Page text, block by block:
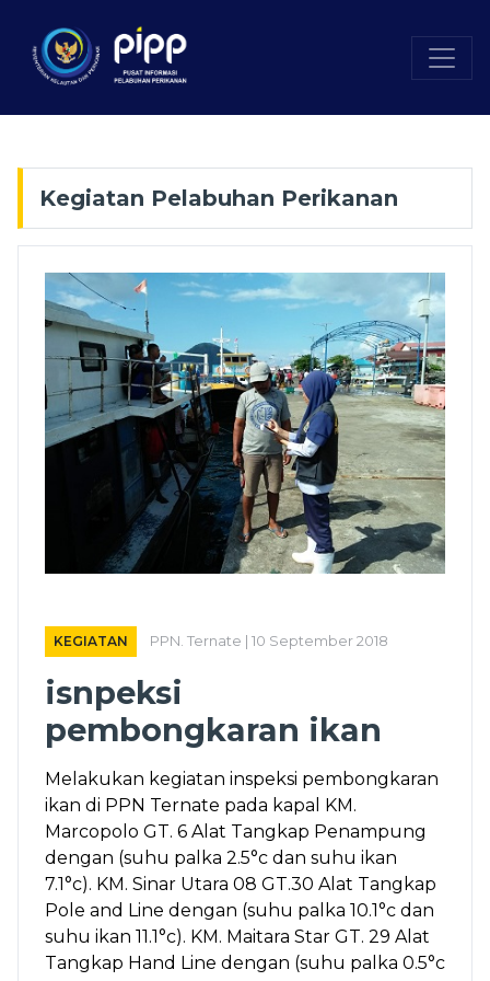
Kegiatan Pelabuhan Perikanan
KEGIATAN PPN. Ternate | 10 September 2018
isnpeksi
pembongkaran ikan
Melakukan kegiatan inspeksi pembongkaran
ikan di PPN Ternate pada kapal KM.
Marcopolo GT. 6 Alat Tangkap Penampung
dengan (suhu palka 2.5°c dan suhu ikan
7.1°c). KM. Sinar Utara 08 GT.30 Alat Tangkap
Pole and Line dengan (suhu palka 10.1°c dan
suhu ikan 11.1°c). KM. Maitara Star GT. 29 Alat
Tangkap Hand Line dengan (suhu palka 0.5°c